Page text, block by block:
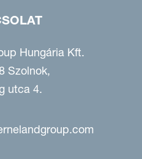
Hungária Kft.
Szolnok,
utca 4.